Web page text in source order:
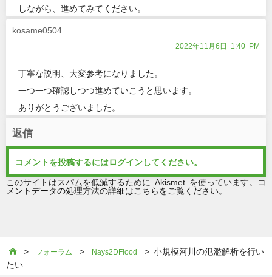
しながら、進めてみてください。
kosame0504
2022年11月6日 1:40 PM
丁寧な説明、大変参考になりました。
一つ一つ確認しつつ進めていこうと思います。
ありがとうございました。
返信
コメントを投稿するにはログイン してください。
このサイトはスパムを低減するために Akismet を使っています。
コ
メントデータの処理方法の詳細はこちらをご覧ください
 > フォーラム > Nays2DFlood
> 小規模河川の氾濫解析を行い
たい